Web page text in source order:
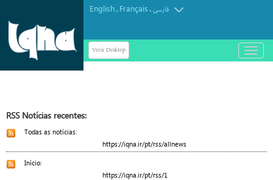
English. Français.فارسی
Versi Desktop
باز
و
RSS Notícias recentes:
Todas as notícias:
https://iqna.ir/pt/rss/allnews
Início:
https://iqna.ir/pt/rss/1